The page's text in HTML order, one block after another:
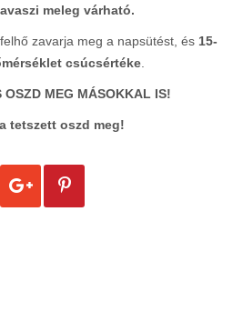
meleg várható.
zavarja meg a napsütést, és 15-
csúcsértéke
MEG MÁSOKKAL IS!
tetszett oszd meg!